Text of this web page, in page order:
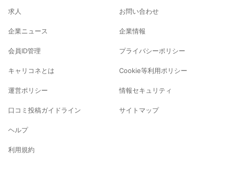
求人
企業ニュース
会員ID管理
キャリコネとは
運営ポリシー
口コミ投稿ガイドライン
ヘルプ
利用規約
お問い合わせ
企業情報
プライバシーポリシー
Cookie等利用ポリシー
情報セキュリティ
サイトマップ